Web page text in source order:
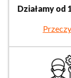
Działamy od